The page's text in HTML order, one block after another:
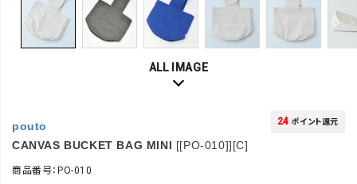
ALL IMAGE
pouto
CANVAS BUCKET BAG MINI [[PO-010]][C]
24 ポイント還元
商品番号：PO-010